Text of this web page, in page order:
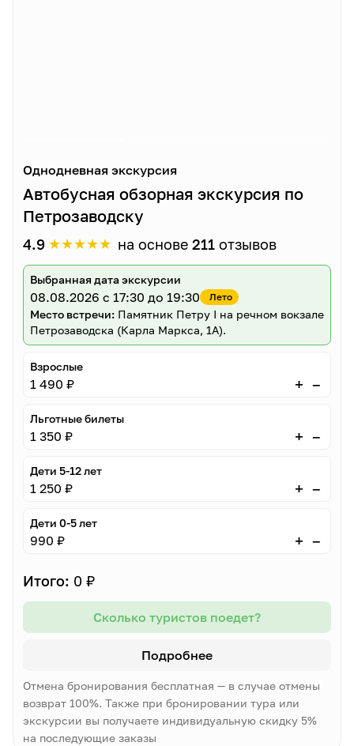
Однодневная экскурсия
Автобусная обзорная экскурсия по
Петрозаводску
4.9 ★★★★★ на основе 211 отзывов
Выбранная дата экскурсии
08.08.2026 с 17:30 до 19:30 Лето
Место встречи: Памятник Петру I на речном вокзале
Петрозаводска (Карла Маркса, 1А).
Взрослые
1 490 ₽ + –
Льготные билеты
1 350 ₽ + –
Дети 5-12 лет
1 250 ₽ + –
Дети 0-5 лет
990 ₽ + –
Итого: 0 ₽
Сколько туристов поедет?
Подробнее
Отмена бронирования бесплатная — в случае отмены
возврат 100%. Также при бронировании тура или
экскурсии вы получаете индивидуальную скидку 5%
на последующие заказы